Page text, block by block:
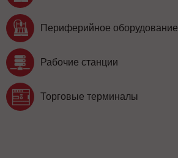
Периферийное оборудование
Рабочие станции
Торговые терминалы